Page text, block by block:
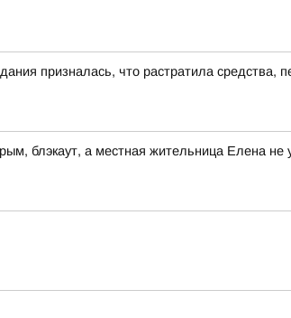
призналась, что растратила средства,
блэкаут, а местная жительница Елена не